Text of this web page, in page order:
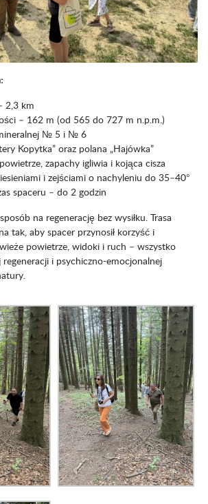
2,3 km
– 162 m (od 565 do 727 m n.p.m.)
№ 5 i № 6
Kopytka” oraz polana „Hajówka”
zapachy igliwia i kojąca cisza
i zejściami o nachyleniu do 35–40°
spaceru – do 2 godzin
na regenerację bez wysiłku. Trasa
tak, aby spacer przynosił korzyść i
powietrze, widoki i ruch – wszystko
regeneracji i psychiczno-emocjonalnej